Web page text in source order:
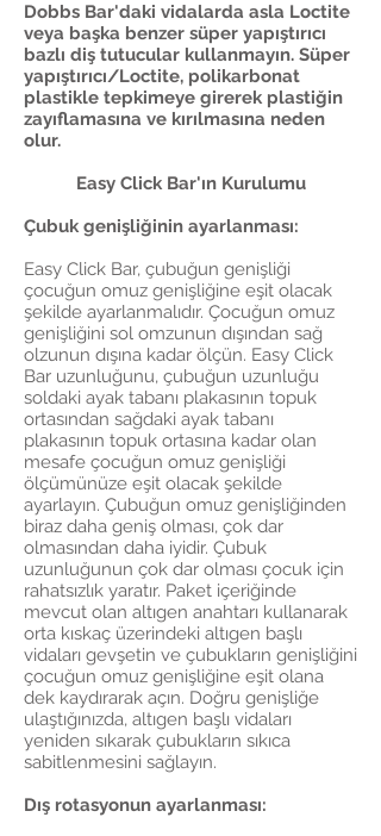
Dobbs Bar'daki vidalarda asla Loctite
veya başka benzer süper yapıştırıcı
bazlı diş tutucular kullanmayın. Süper
yapıştırıcı/Loctite, polikarbonat
plastikle tepkimeye girerek plastiğin
zayıflamasına ve kırılmasına neden
olur.
Easy Click Bar'ın Kurulumu
Çubuk genişliğinin ayarlanması:
Easy Click Bar, çubuğun genişliği
çocuğun omuz genişliğine eşit olacak
şekilde ayarlanmalıdır. Çocuğun omuz
genişliğini sol omzunun dışından sağ
olzunun dışına kadar ölçün. Easy Click
Bar uzunluğunu, çubuğun uzunluğu
soldaki ayak tabanı plakasının topuk
ortasından sağdaki ayak tabanı
plakasının topuk ortasına kadar olan
mesafe çocuğun omuz genişliği
ölçümünüze eşit olacak şekilde
ayarlayın. Çubuğun omuz genişliğinden
biraz daha geniş olması, çok dar
olmasından daha iyidir. Çubuk
uzunluğunun çok dar olması çocuk için
rahatsızlık yaratır. Paket içeriğinde
mevcut olan altıgen anahtarı kullanarak
orta kıskaç üzerindeki altıgen başlı
vidaları gevşetin ve çubukların genişliğini
çocuğun omuz genişliğine eşit olana
dek kaydırarak açın. Doğru genişliğe
ulaştığınızda, altıgen başlı vidaları
yeniden sıkarak çubukların sıkıca
sabitlenmesini sağlayın.
Dış rotasyonun ayarlanması: